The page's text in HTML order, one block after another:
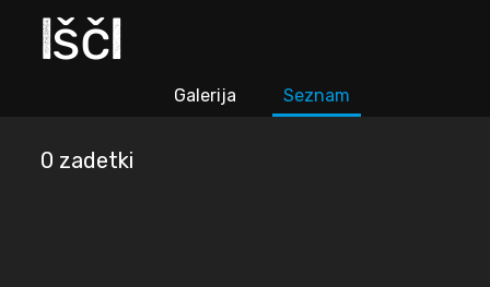
Išči
Galerija Seznam
0 zadetki